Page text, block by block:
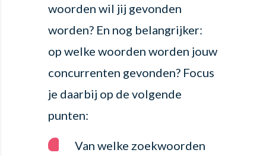
woorden wil jij gevonden
worden? En nog belangrijker:
op welke woorden worden jouw
concurrenten gevonden? Focus
je daarbij op de volgende
punten:
Van welke zoekwoorden